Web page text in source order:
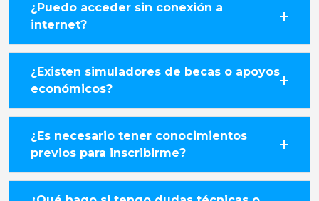
¿Puedo acceder sin conexión a
internet?
¿Existen simuladores de becas o apoyos
económicos?
¿Es necesario tener conocimientos
previos para inscribirme?